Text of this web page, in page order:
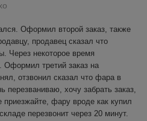
Оформил второй заказ, также
продавец сказал что
Через некоторое время
Оформил третий заказ на
отзвонил сказал что фара в
перезваниваю, хочу забрать заказ,
приезжайте, фару вроде как купил
перезвонит через 20 минут.